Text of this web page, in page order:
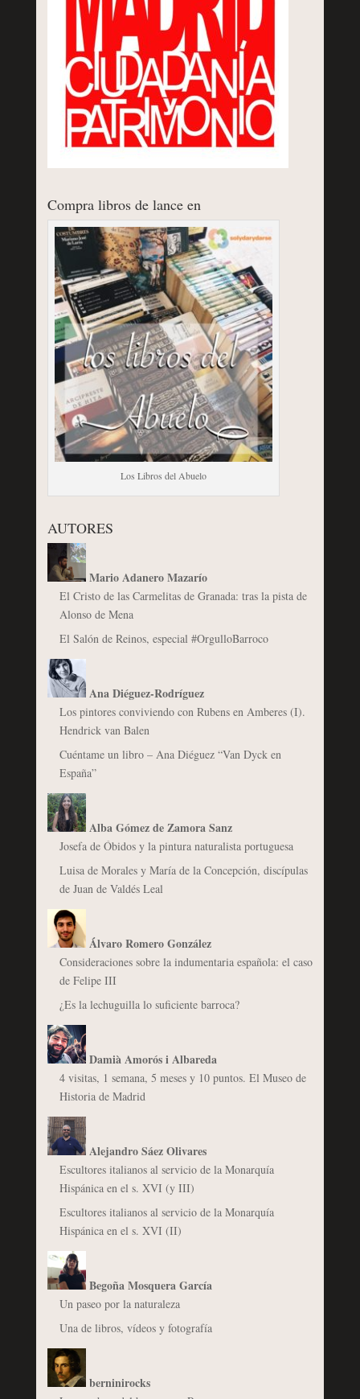
Compra libros de lance en
Los Libros del Abuelo
AUTORES
Mario Adanero Mazarío
El Cristo de las Carmelitas de Granada: tras la pista de
Alonso de Mena
El Salón de Reinos, especial #OrgulloBarroco
Ana Diéguez-Rodríguez
Los pintores conviviendo con Rubens en Amberes (I).
Hendrick van Balen
Cuéntame un libro – Ana Diéguez “Van Dyck en
España”
Alba Gómez de Zamora Sanz
Josefa de Óbidos y la pintura naturalista portuguesa
Luisa de Morales y María de la Concepción, discípulas
de Juan de Valdés Leal
Álvaro Romero González
Consideraciones sobre la indumentaria española: el caso
de Felipe III
¿Es la lechuguilla lo suficiente barroca?
Damià Amorós i Albareda
4 visitas, 1 semana, 5 meses y 10 puntos. El Museo de
Historia de Madrid
Alejandro Sáez Olivares
Escultores italianos al servicio de la Monarquía
Hispánica en el s. XVI (y III)
Escultores italianos al servicio de la Monarquía
Hispánica en el s. XVI (II)
Begoña Mosquera García
Un paseo por la naturaleza
Una de libros, vídeos y fotografía
berninirocks